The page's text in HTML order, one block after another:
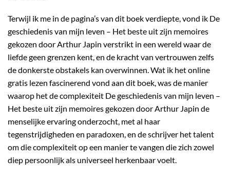
Terwijl ik me in de pagina’s van dit boek verdiepte, vond ik De
geschiedenis van mijn leven – Het beste uit zijn memoires
gekozen door Arthur Japin verstrikt in een wereld waar de
liefde geen grenzen kent, en de kracht van vertrouwen zelfs
de donkerste obstakels kan overwinnen. Wat ik het online
gratis lezen fascinerend vond aan dit boek, was de manier
waarop het de complexiteit De geschiedenis van mijn leven –
Het beste uit zijn memoires gekozen door Arthur Japin de
menselijke ervaring onderzocht, met al haar
tegenstrijdigheden en paradoxen, en de schrijver het talent
om die complexiteit op een manier te vangen die zich zowel
diep persoonlijk als universeel herkenbaar voelt.